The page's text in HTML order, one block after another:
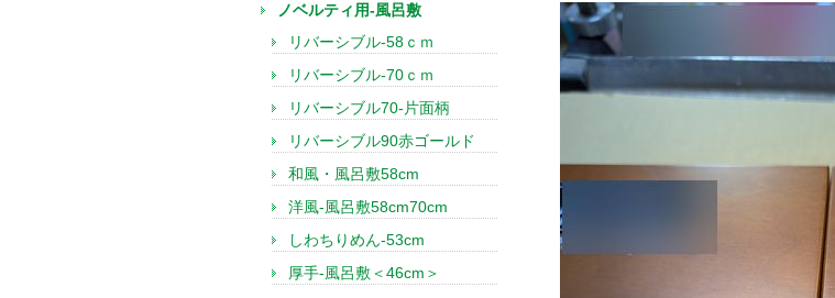
ノベルティ用-風呂敷
リバーシブル-58ｃｍ
リバーシブル-70ｃｍ
リバーシブル70-片面柄
リバーシブル90赤ゴールド
和風・風呂敷58cm
洋風-風呂敷58cm70cm
しわちりめん-53cm
厚手-風呂敷＜46cm＞